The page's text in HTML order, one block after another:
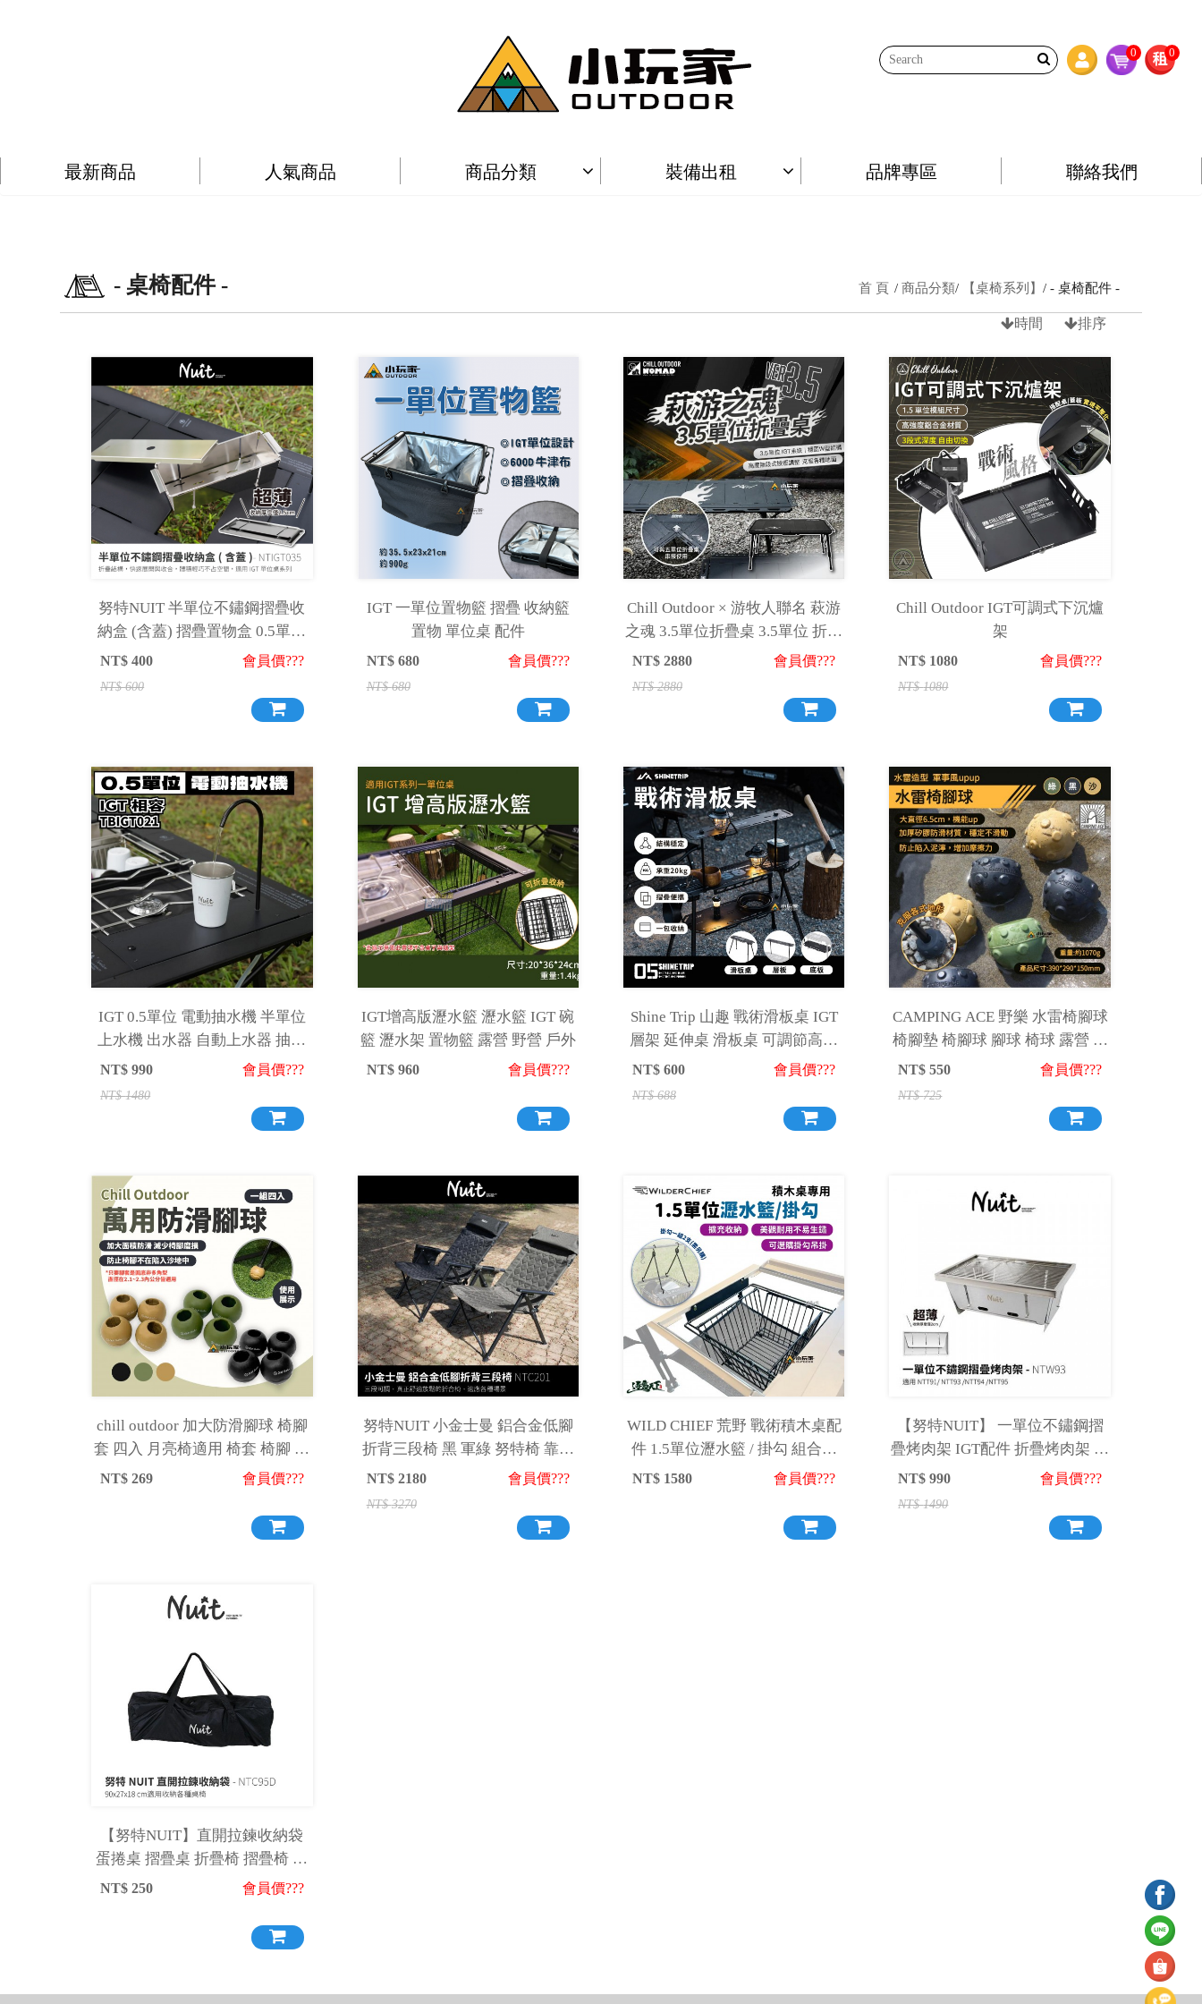
0 0
最新商品 人氣商品 商品分類 裝備出租 品牌專區 聯絡我們
- 桌椅配件 - 首 頁 商品分類 【桌椅系列】 - 桌椅配件 -
時間 排序
努特NUIT 半單位不鏽鋼摺疊收
納盒 (含蓋) 摺疊置物盒 0.5單位
收納盒 IGT配件
NT$400
NT$600
會員價???
IGT 一單位置物籃 摺疊 收納籃
置物 單位桌 配件
NT$ 680
NT$680
會員價???
Chill Outdoor × 游牧人聯名 萩游
之魂 3.5單位折疊桌 3.5單位 折疊
桌 IGT桌 單位桌
NT$ 2880
NT$2880
會員價???
Chill Outdoor IGT可調式下沉爐
架
NT$ 1080
NT$1080
會員價???
IGT 0.5單位 電動抽水機 半單位
上水機 出水器 自動上水器 抽水
NT$990
NT$1480
會員價???
IGT增高版瀝水籃 瀝水籃 IGT 碗
籃 瀝水架 置物籃 露營 野營 戶外
NT$ 960 會員價???
Shine Trip 山趣 戰術滑板桌 IGT
層架 延伸桌 滑板桌 可調節高度
露營桌 露營
NT$ 600
NT$688
會員價???
CAMPING ACE 野樂 水雷椅腳球
椅腳墊 椅腳球 腳球 椅球 露營 野
NT$550
NT$725
會員價???
chill outdoor 加大防滑腳球 椅腳
套 四入 月亮椅適用 椅套 椅腳 椅
NT$269 會員價???
努特NUIT 小金士曼 鋁合金低腳
折背三段椅 黑 軍綠 努特椅 靠背
椅 休閒椅 折疊椅 木扶手 露營椅
NT$ 2180
NT$3270
會員價???
WILD CHIEF 荒野 戰術積木桌配
件 1.5單位瀝水籃 / 掛勾 組合桌
拼接桌 輕量桌
NT$ 1580 會員價???
【努特NUIT】 一單位不鏽鋼摺
疊烤肉架 IGT配件 折疊烤肉架 烤
NT$990
NT$1490
會員價???
【努特NUIT】直開拉鍊收納袋
蛋捲桌 摺疊桌 折疊椅 摺疊椅 樂
芙椅收納袋 NTC95D
NT$250 會員價???